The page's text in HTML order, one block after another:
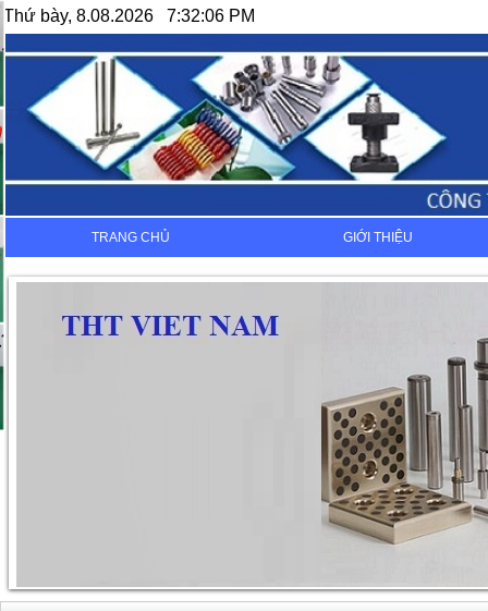
Thứ bày, 8.08.2026 7:32:06 PM
TRANG CHỦ GIỚI THIỆU